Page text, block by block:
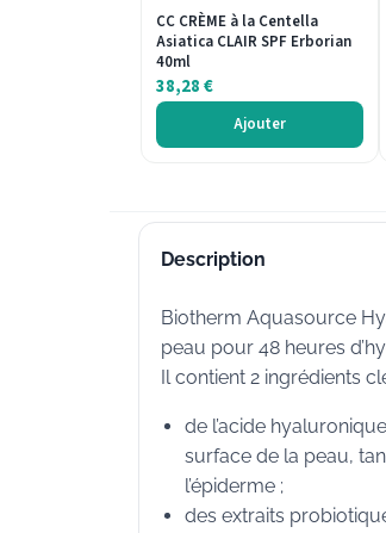
CC CRÈME à la Centella
Asiatica CLAIR SPF Erborian
40ml
38,28€
Ajouter
Description
Biotherm Aquasource
peau pour 48 heures
Il contient 2 ingrédients
de l’acide
surface de la peau,
l’épiderme ;
des extraits